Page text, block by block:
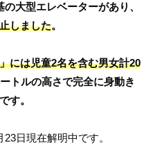
大型エレベーターがあり、
しました。
には児童2名を含む男女計20
トルの高さで完全に身動き
す。
日現在解明中です。